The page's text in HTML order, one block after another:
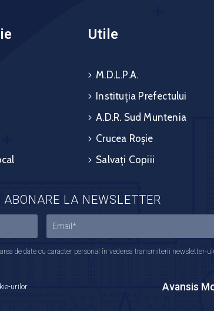
Utile
M.D.L.P.A.
Instituția Prefectului
A.D.R. Sud Muntenia
Crucea Roșie
Salvați Copiii
ABONARE LA NEWSLETTER
de date cu caracter personal în vederea transmiterii newsletter-
urilor Avansis